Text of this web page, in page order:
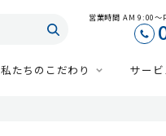
営業時間 AM 9:00
私たちのこだわり サービ